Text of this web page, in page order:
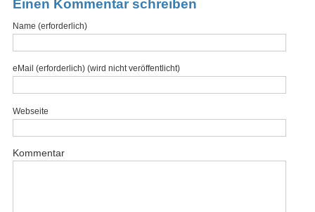
Einen Kommentar schreiben
Name (erforderlich)
eMail (erforderlich) (wird nicht veröffentlicht)
Webseite
Kommentar